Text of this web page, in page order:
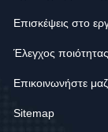
Επισκέψεις στο
Έλεγχος ποιότητας
Επικοινωνήστε
Sitemap